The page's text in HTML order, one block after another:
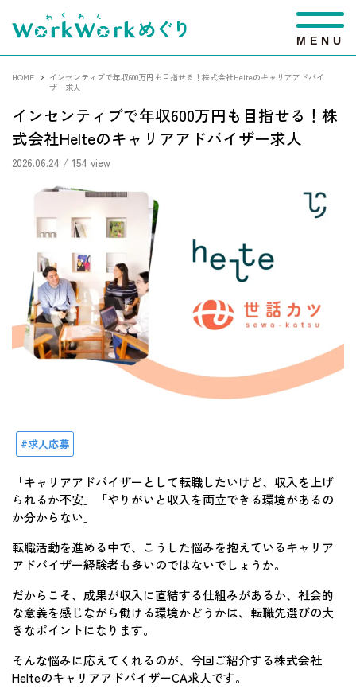
M E N U
HOME
インセンティブで年収600万円も目指せる！株式会社Helteのキャリアアドバイ
ザー求人
インセンティブで年収600万円も目指せる！株
式会社Helteのキャリアアドバイザー求人
2026.06.24 / 154 view
求人応募
「キャリアアドバイザーとして転職したいけど、収入を上げ
られるか不安」「やりがいと収入を両立できる環境があるの
か分からない」
転職活動を進める中で、こうした悩みを抱えているキャリア
アドバイザー経験者も多いのではないでしょうか。
だからこそ、成果が収入に直結する仕組みがあるか、社会的
な意義を感じながら働ける環境かどうかは、転職先選びの大
きなポイントになります。
そんな悩みに応えてくれるのが、今回ご紹介する株式会社
HelteのキャリアアドバイザーCA求人です。